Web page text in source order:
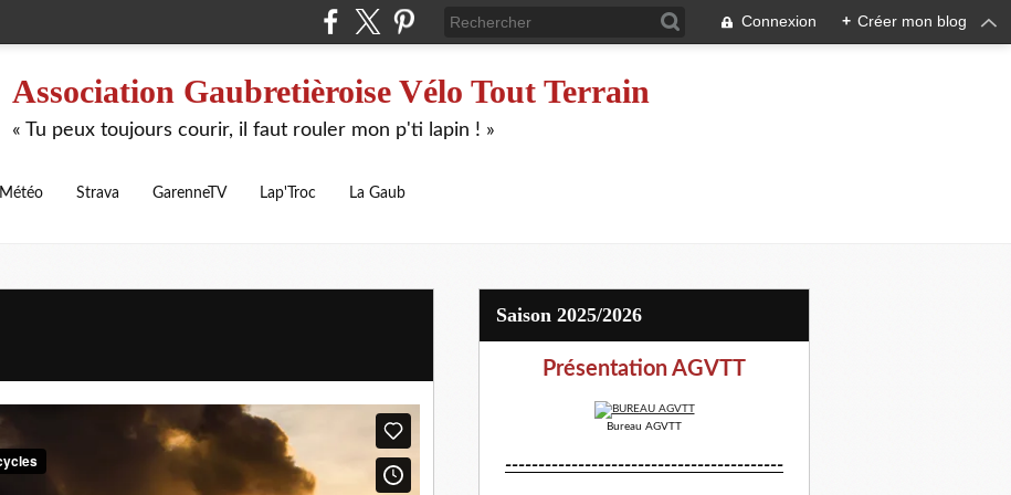
Connexion + Créer mon blog
Association Gaubretièroise Vélo Tout Terrain
« Tu peux toujours courir, il faut rouler mon p'ti lapin ! »
Météo Strava GarenneTV Lap'Troc La Gaub
Saison 2025/2026
Présentation AGVTT
Bureau AGVTT
------------------------------------------